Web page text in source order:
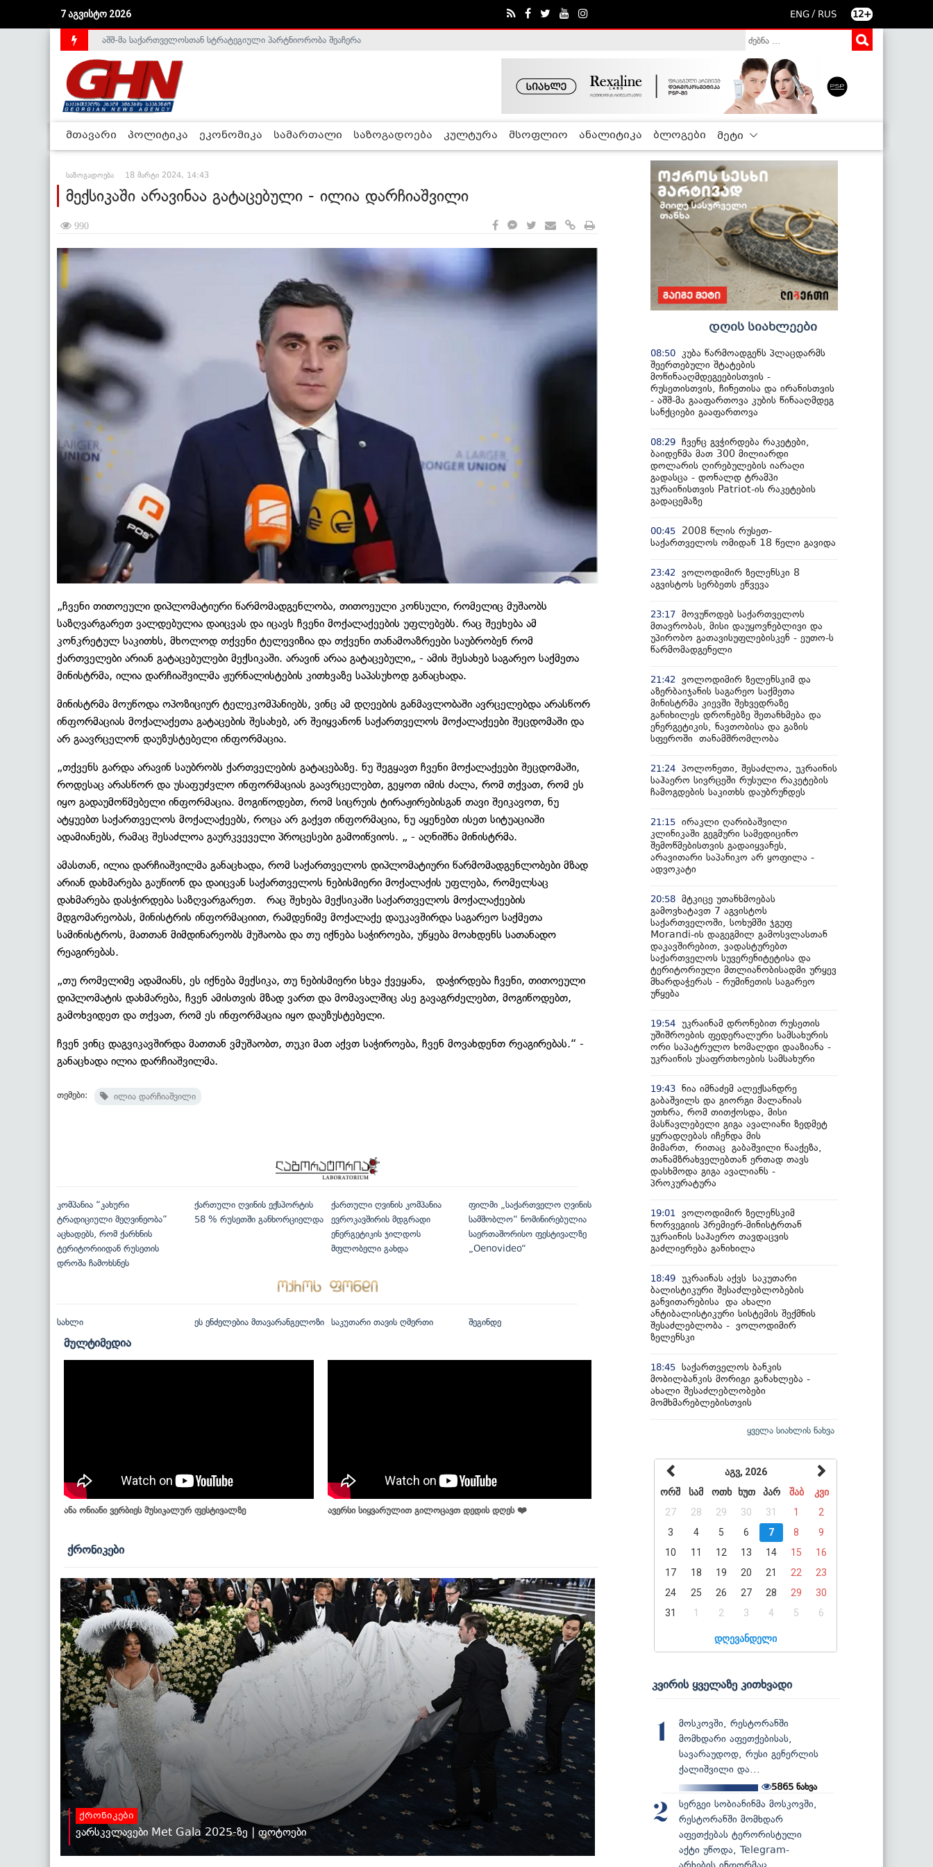
7 აგვისტო 2026 ENG / RUS 12+
საქართველოს დე-ფაქტო მთავრობა არალეგიტიმურია - ჰელსინკის კომისია
აშშ-მა საქართველოსთან სტრატეგიული პარტნიორობა შეაჩერა
მთავარი პოლიტიკა ეკონომიკა სამართალი საზოგადოება კულტურა მსოფლიო ანალიტიკა ბლოგები მეტი
საზოგადოება 18 მარტი 2024, 14:43
მექსიკაში არავინაა გატაცებული - ილია დარჩიაშვილი
990
„ჩვენი თითოეული დიპლომატიური წარმომადგენლობა, თითოეული კონსული, რომელიც მუშაობს
საზღვარგარეთ ვალდებულია დაიცვას და იცავს ჩვენი მოქალაქეების უფლებებს. რაც შეეხება ამ
კონკრეტულ საკითხს, მხოლოდ თქვენი ტელევიზია და თქვენი თანამოაზრეები საუბრობენ რომ
ქართველები არიან გატაცებულები მექსიკაში. არავინ არაა გატაცებული„ - ამის შესახებ საგარეო საქმეთა
მინისტრმა, ილია დარჩიაშვილმა ჟურნალისტების კითხვაზე საპასუხოდ განაცხადა.
მინისტრმა მოუწოდა ოპოზიციურ ტელეკომპანიებს, ვინც ამ დღეების განმავლობაში ავრცელებდა არასწორ
ინფორმაციას მოქალაქეთა გატაცების შესახებ, არ შეიყვანონ საქართველოს მოქალაქეები შეცდომაში და
არ გაავრცელონ დაუზუსტებელი ინფორმაცია.
„თქვენს გარდა არავინ საუბრობს ქართველების გატაცებაზე. ნუ შეგყავთ ჩვენი მოქალაქეები შეცდომაში,
როდესაც არასწორ და უსაფუძვლო ინფორმაციას გაავრცელებთ, გეყოთ იმის ძალა, რომ თქვათ, რომ ეს
იყო გადაუმოწმებელი ინფორმაცია. მოგიწოდებთ, რომ სიცრუის ტირაჟირებისგან თავი შეიკავოთ, ნუ
ატყუებთ საქართველოს მოქალაქეებს, როცა არ გაქვთ ინფორმაცია, ნუ აყენებთ ისეთ სიტუაციაში
ადამიანებს, რამაც შესაძლოა გაურკვეველი პროცესები გამოიწვიოს. „ - აღნიშნა მინისტრმა.
ამასთან, ილია დარჩიაშვილმა განაცხადა, რომ საქართველოს დიპლომატიური წარმომადგენლობები მზად
არიან დახმარება გაუწიონ და დაიცვან საქართველოს ნებისმიერი მოქალაქის უფლება, რომელსაც
დახმარება დასჭირდება საზღვარგარეთ. რაც შეხება მექსიკაში საქართველოს მოქალაქეების
მდგომარეობას, მინისტრის ინფორმაციით, რამდენიმე მოქალაქე დაუკავშირდა საგარეო საქმეთა
სამინისტროს, მათთან მიმდინარეობს მუშაობა და თუ იქნება საჭიროება, უწყება მოახდენს სათანადო
რეაგირებას.
„თუ რომელიმე ადამიანს, ეს იქნება მექსიკა, თუ ნებისმიერი სხვა ქვეყანა, დაჭირდება ჩვენი, თითოეული
დიპლომატის დახმარება, ჩვენ ამისთვის მზად ვართ და მომავალშიც ასე გავაგრძელებთ, მოგიწოდებთ,
გამოხვიდეთ და თქვათ, რომ ეს ინფორმაცია იყო დაუზუსტებელი.
ჩვენ ვინც დაგვიკავშირდა მათთან ვმუშაობთ, თუკი მათ აქვთ საჭიროება, ჩვენ მოვახდენთ რეაგირებას.“ -
განაცხადა ილია დარჩიაშვილმა.
თემები: ილია დარჩიაშვილი
კომპანია “კახური
ტრადიციული მეღვინეობა”
აცხადებს, რომ ქარხნის
ტერიტორიიდან რუსეთის
დროშა ჩამოხსნეს
ქართული ღვინის ექსპორტის
58 % რუსეთში განხორციელდა
ქართული ღვინის კომპანია
ევროკავშირის მდგრადი
ენერგეტიკის ჯილდოს
მფლობელი გახდა
ფილმი „საქართველო ღვინის
სამშობლო“ ნომინირებულია
საერთაშორისო ფესტივალზე
„Oenovideo“
სახლი ეს ენძელებია მთავარანგელოზი საკუთარი თავის ღმერთი შეგინდე
მულტიმედია
ანა ონიანი ვერბიეს მუსიკალურ ფესტივალზე ავერსი სიყვარულით გილოცავთ დედის დღეს ❤️
ქრონიკები
ქრონიკები
ვარსკვლავები Met Gala 2025-ზე | ფოტოები
დღის სიახლეები
08:50 კუბა წარმოადგენს პლაცდარმს
შეერთებული შტატების
მოწინააღმდეგეებისთვის -
რუსეთისთვის, ჩინეთისა და ირანისთვის
- აშშ-მა გააფართოვა კუბის წინააღმდეგ
სანქციები გააფართოვა
08:29 ჩვენც გვჭირდება რაკეტები,
ბაიდენმა მათ 300 მილიარდი
დოლარის ღირებულების იარაღი
გადასცა - დონალდ ტრამპი
უკრაინისთვის Patriot-ის რაკეტების
გადაცემაზე
00:45
2008 წლის რუსეთ-
საქართველოს ომიდან 18 წელი გავიდა
23:42
ვოლოდიმირ ზელენსკი 8
აგვისტოს სერბეთს ეწვევა
23:17 მოვუწოდებ საქართველოს
მთავრობას, მისი დაუყოვნებლივი და
უპირობო გათავისუფლებისკენ - ეუთო-ს
წარმომადგენელი
21:42
ვოლოდიმირ ზელენსკიმ და
აზერბაიჯანის საგარეო საქმეთა
მინისტრმა კიევში შეხვედრაზე
განიხილეს დრონებზე შეთანხმება და
ენერგეტიკის, ნავთობისა და გაზის
სფეროში თანამშრომლობა
21:24 პოლონეთი, შესაძლოა, უკრაინის
საჰაერო სივრცეში რუსული რაკეტების
ჩამოგდების საკითხს დაუბრუნდეს
21:15 ირაკლი ღარიბაშვილი
კლინიკაში გეგმური სამედიცინო
შემოწმებისთვის გადაიყვანეს,
არავითარი საპანიკო არ ყოფილა -
ადვოკატი
20:58 მტკიცე უთანხმოებას
გამოვხატავთ 7 აგვისტოს
საქართველოში, სოხუმში ჯგუფ
Morandi-ის დაგეგმილ გამოსვლასთან
დაკავშირებით, ვადასტურებთ
საქართველოს სუვერენიტეტისა და
ტერიტორიული მთლიანობისადმი ურყევ
მხარდაჭერას - რუმინეთის საგარეო
უწყება
19:54 უკრაინამ დრონებით რუსეთის
უშიშროების ფედერალური სამსახურის
ორი საპატრულო ხომალდი დააზიანა -
უკრაინის უსაფრთხოების სამსახური
19:43 ნია იმნაძემ ალექსანდრე
გაბაშვილს და გიორგი მალანიას
უთხრა, რომ თითქოსდა, მისი
მასწავლებელი გიგა ავალიანი ზედმეტ
ყურადღებას იჩენდა მის
მიმართ, რითაც გაბაშვილი წააქეზა,
თანამზრახველებთან ერთად თავს
დასხმოდა გიგა ავალიანს -
პროკურატურა
19:01
ვოლოდიმირ ზელენსკიმ
ნორვეგიის პრემიერ-მინისტრთან
უკრაინის საჰაერო თავდაცვის
გაძლიერება განიხილა
18:49 უკრაინას აქვს საკუთარი
ბალისტიკური შესაძლებლობების
განვითარებისა და ახალი
ანტიბალისტიკური სისტემის შექმნის
შესაძლებლობა - ვოლოდიმირ
ზელენსკი
18:45 საქართველოს ბანკის
მობილბანკის მორიგი განახლება -
ახალი შესაძლებლობები
მომხმარებლებისთვის
ყველა სიახლის ნახვა
აგვ, 2026
ორშ
სამ ოთხ ხუთ პარ შაბ
კვი
27
28 29 30 31 1
2
3
4 5 6 7 8
9
10
11 12 13 14 15
16
17
18 19 20 21 22
23
24
25 26 27 28 29
30
31
1 2 3 4 5 6
დღევანდელი
კვირის ყველაზე კითხვადი
1
მოსკოვში, რესტორანში
მომხდარი აფეთქებისას,
სავარაუდოდ, რუსი გენერლის
ქალიშვილი და...
5865 ნახვა
2
სერგეი სობიანინმა მოსკოვში,
რესტორანში მომხდარ
აფეთქებას ტერორისტული
აქტი უწოდა, Telegram-